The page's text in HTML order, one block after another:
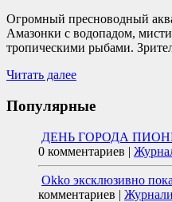
Огромный пресноводный
Амазонки с водопадом,
тропическими рыбами.
Читать далее
Популярные
ДЕНЬ ГОРОДА
0 комментариев |
Okko эксклюзивно
комментариев |